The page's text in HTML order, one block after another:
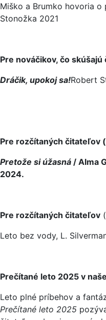
Miško a Brumko hovoria o
Stonožka 2021
Pre nováčikov, čo
Dráčik, upokoj sa!Robert
Pre rozčítaných čitateľov
Pretože si úžasná / Alma
2024.
Pre rozčítaných čitateľov
Leto bez vody, L.
Prečítané leto 2025 v
Leto plné príbehov a
Prečítané leto 2025